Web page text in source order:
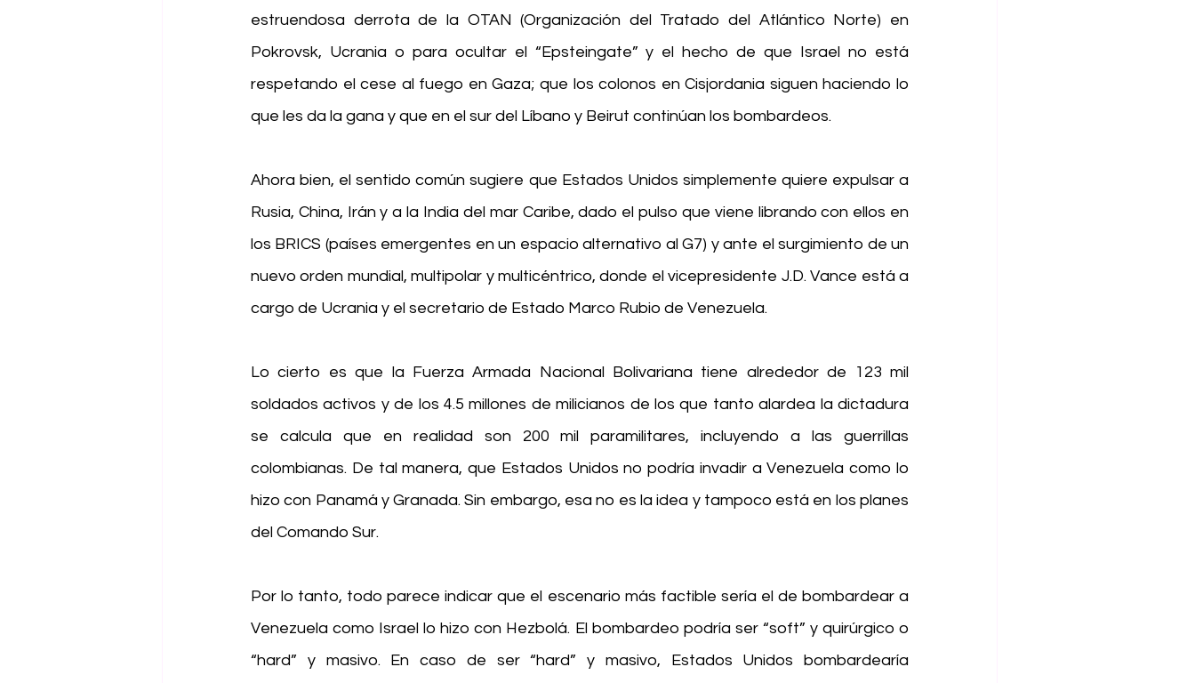
estruendosa derrota de la OTAN (Organización del Tratado del Atlántico Norte) en
Pokrovsk, Ucrania o para ocultar el “Epsteingate” y el hecho de que Israel no está
respetando el cese al fuego en Gaza; que los colonos en Cisjordania siguen haciendo lo
que les da la gana y que en el sur del Líbano y Beirut continúan los bombardeos.
Ahora bien, el sentido común sugiere que Estados Unidos simplemente quiere expulsar a
Rusia, China, Irán y a la India del mar Caribe, dado el pulso que viene librando con ellos en
los BRICS (países emergentes en un espacio alternativo al G7) y ante el surgimiento de un
nuevo orden mundial, multipolar y multicéntrico, donde el vicepresidente J.D. Vance está a
cargo de Ucrania y el secretario de Estado Marco Rubio de Venezuela.
Lo cierto es que la Fuerza Armada Nacional Bolivariana tiene alrededor de 123 mil
soldados activos y de los 4.5 millones de milicianos de los que tanto alardea la dictadura
se calcula que en realidad son 200 mil paramilitares, incluyendo a las guerrillas
colombianas. De tal manera, que Estados Unidos no podría invadir a Venezuela como lo
hizo con Panamá y Granada. Sin embargo, esa no es la idea y tampoco está en los planes
del Comando Sur.
Por lo tanto, todo parece indicar que el escenario más factible sería el de bombardear a
Venezuela como Israel lo hizo con Hezbolá. El bombardeo podría ser “soft” y quirúrgico o
“hard” y masivo. En caso de ser “hard” y masivo, Estados Unidos bombardearía